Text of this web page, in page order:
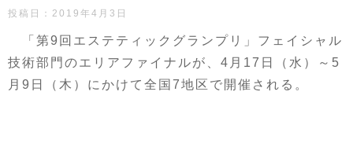
投稿日： 2019年4月3日
「第9回エステティックグランプリ」フェイシャル
技術部門のエリアファイナルが、4月17日（水）～5
月9日（木）にかけて全国7地区で開催される。